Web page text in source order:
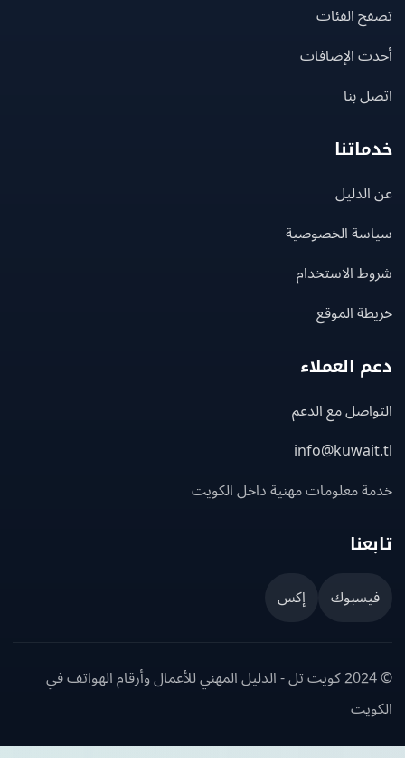
الفئات
الإضافات
بنا
الخصوصية
الاستخدام
الموقع
العملاء
مع الدعم
معلومات مهنية داخل الكويت
إكس
© 2024 كويت تل - الدليل المهني للأعمال وأرقام الهواتف في